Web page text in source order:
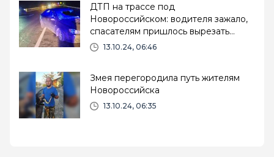
ДТП на трассе под
Новороссийском: водителя зажало,
спасателям пришлось вырезать
владельца из салона
13.10.24, 06:46
Змея перегородила путь жителям
Новороссийска
13.10.24, 06:35